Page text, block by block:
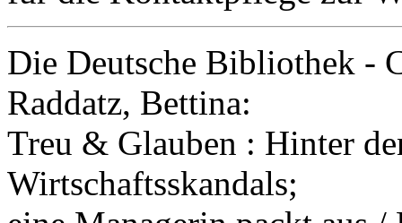
Die Deutsche Bibliothek -
Raddatz, Bettina:
Treu & Glauben : Hinter
Wirtschaftsskandals;